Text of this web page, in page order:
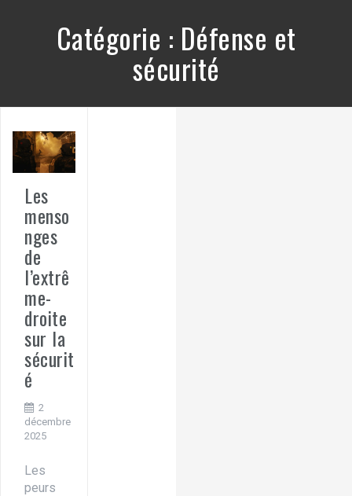
Catégorie : Défense et
sécurité
Les
menso
nges
de
l’extrê
me-
droite
sur la
sécurit
é
2
décembre
2025
Les
peurs